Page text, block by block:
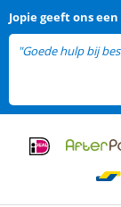
Jopiegeeft ons een
"Goede hulp bij